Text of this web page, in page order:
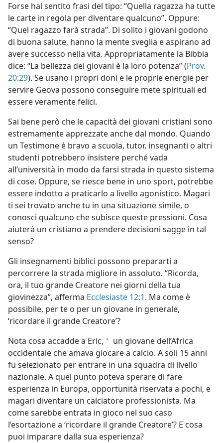
Forse hai sentito frasi del tipo: “Quella ragazza ha tutte
le carte in regola per diventare qualcuno”. Oppure:
“Quel ragazzo farà strada”. Di solito i giovani godono
di buona salute, hanno la mente sveglia e aspirano ad
avere successo nella vita. Appropriatamente la Bibbia
dice: “La bellezza dei giovani è la loro potenza” (Prov.
20:29). Se usano i propri doni e le proprie energie per
servire Geova possono conseguire mete spirituali ed
essere veramente felici.
Sai bene però che le capacità dei giovani cristiani sono
estremamente apprezzate anche dal mondo. Quando
un Testimone è bravo a scuola, tutor, insegnanti o altri
studenti potrebbero insistere perché vada
all’università in modo da farsi strada in questo sistema
di cose. Oppure, se riesce bene in uno sport, potrebbe
essere indotto a praticarlo a livello agonistico. Magari
ti sei trovato anche tu in una situazione simile, o
conosci qualcuno che subisce queste pressioni. Cosa
aiuterà un cristiano a prendere decisioni sagge in tal
senso?
Gli insegnamenti biblici possono prepararti a
percorrere la strada migliore in assoluto. “Ricorda,
ora, il tuo grande Creatore nei giorni della tua
giovinezza”, afferma Ecclesiaste 12:1. Ma come è
possibile, per te o per un giovane in generale,
‘ricordare il grande Creatore’?
Nota cosa accadde a Eric, a un giovane dell’Africa
occidentale che amava giocare a calcio. A soli 15 anni
fu selezionato per entrare in una squadra di livello
nazionale. A quel punto poteva sperare di fare
esperienza in Europa, opportunità riservata a pochi, e
magari diventare un calciatore professionista. Ma
come sarebbe entrata in gioco nel suo caso
l’esortazione a ‘ricordare il grande Creatore’? E cosa
puoi imparare dalla sua esperienza?